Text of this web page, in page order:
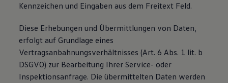
Kennzeichen und Eingaben aus dem Freitext Feld.
Diese Erhebungen und Übermittlungen von Daten,
erfolgt auf Grundlage eines
Vertragsanbahnungsverhältnisses (Art. 6 Abs. 1 lit. b
DSGVO) zur Bearbeitung Ihrer Service- oder
Inspektionsanfrage. Die übermittelten Daten werden